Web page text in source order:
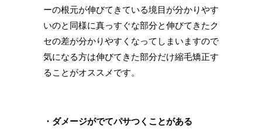
ーの根元が伸びてきている境目が分かりやす
いのと同様に真っすぐな部分と伸びてきたク
セの差が分かりやすくなってしまいますので
気になる方は伸びてきた部分だけ縮毛矯正す
ることがオススメです。
・ダメージがでてパサつくことがある